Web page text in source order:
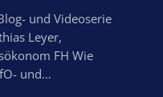
und Videoserie
Leyer,
FH Wie
und…